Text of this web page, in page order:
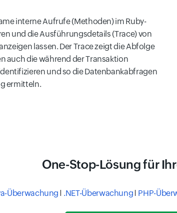
interne Aufrufe (Methoden) im Ruby-
und die Ausführungsdetails (Trace) von
lassen. Der Trace zeigt die Abfolge
auch die während der Transaktion
und so die Datenbankabfragen
ermitteln.
One-Stop-Lösung für
Überwachung .NET-Überwachung PHP-